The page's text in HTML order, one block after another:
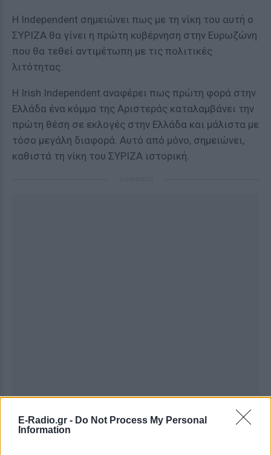
E-Radio.gr - Do Not Process My Personal
Information
Η Independent σημειώνει πως με τη νίκη του αυτή ο
ΣΥΡΙΖΑ θα γίνει η πρώτη κυβέρνηση στην Ευρωζώνη
που θα τεθεί αντιμέτωπη με τις πολιτικές
λιτότητας.
H Irish Independent αναφέρει πως πρώτη φορά στην
Ελλάδα ένα κόμμα της Αριστεράς καταλαμβάνει την
πρώτη θέση σε εκλογές στην Ελλάδα και μάλιστα με
τόσο μεγάλη διαφορά. Αυτό από μόνο, σημειώνει,
καθιστά τη νίκη του ΣΥΡΙΖΑ ιστορική.